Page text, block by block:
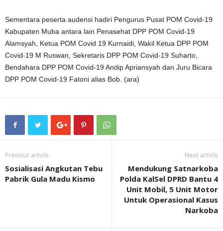
Sementara peserta audensi hadiri Pengurus Pusat POM Covid-19
Kabupaten Muba antara lain Penasehat DPP POM Covid-19
Alamsyah, Ketua POM Covid 19 Kurnaidi, Wakil Ketua DPP POM
Covid-19 M Ruswan, Sekretaris DPP POM Covid-19 Suharto,
Bendahara DPP POM Covid-19 Andip Apriansyah dan Juru Bicara
DPP POM Covid-19 Fatoni alias Bob. (ara)
Previous article
Sosialisasi Angkutan Tebu
Pabrik Gula Madu Kismo
Next article
Mendukung Satnarkoba
Polda KalSel DPRD Bantu 4
Unit Mobil, 5 Unit Motor
Untuk Operasional Kasus
Narkoba